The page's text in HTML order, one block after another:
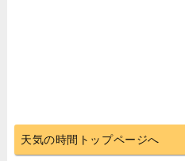
天気の時間トップページへ